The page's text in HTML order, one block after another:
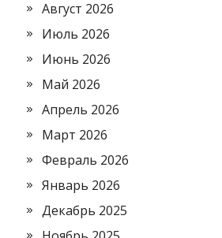
Август 2026
Июль 2026
Июнь 2026
Май 2026
Апрель 2026
Март 2026
Февраль 2026
Январь 2026
Декабрь 2025